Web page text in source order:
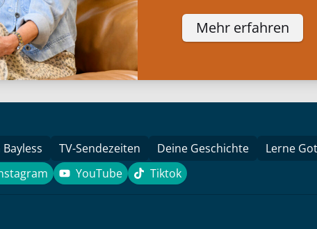
Mehr erfahren
TV-Sendezeiten Deine Geschichte
Lerne
Instagram YouTube
YouTube Tiktok
Tiktok